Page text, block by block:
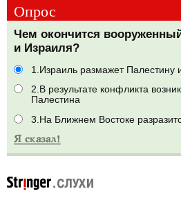
Опрос
Чем окончится
и Израиля?
1.Израиль размажет Палестину
2.В результате конфликта
Палестина
3.На Ближнем Востоке